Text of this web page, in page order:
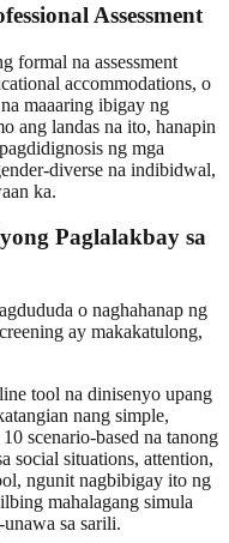
Assessment
formal na assessment
accommodations, o
maaaring ibigay ng
ang landas na ito, hanapin
ng mga
diverse na indibidwal,
ka.
Paglalakbay sa
o naghahanap ng
ay makakatulong,
tool na dinisenyo upang
nang simple,
scenario-based na tanong
social situations, attention,
ngunit nagbibigay ito ng
mahalagang simula
sa sarili.